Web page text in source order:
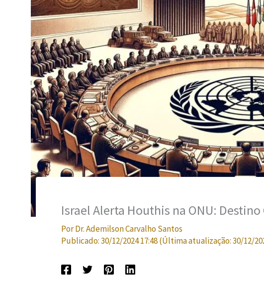
Israel Alerta Houthis na ONU:
PorDr. Ademilson Carvalho Santos
Publicado:30/12/2024 17:48(Última atualização:30/12/